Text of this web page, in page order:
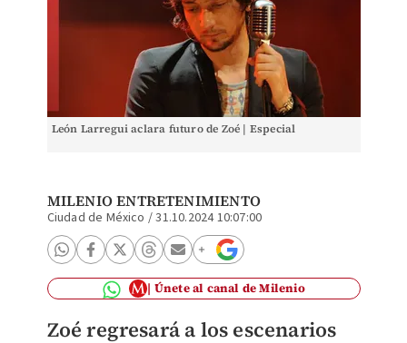
León Larregui aclara futuro de Zoé | Especial
MILENIO ENTRETENIMIENTO
Ciudad de México /31.10.2024 10:07:00
Únete al canal de Milenio
Zoé regresará a los escenarios